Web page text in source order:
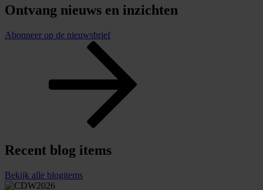
Ontvang nieuws en inzichten
Abonneer op de nieuwsbrief
Recent blog items
Bekijk alle blogitems